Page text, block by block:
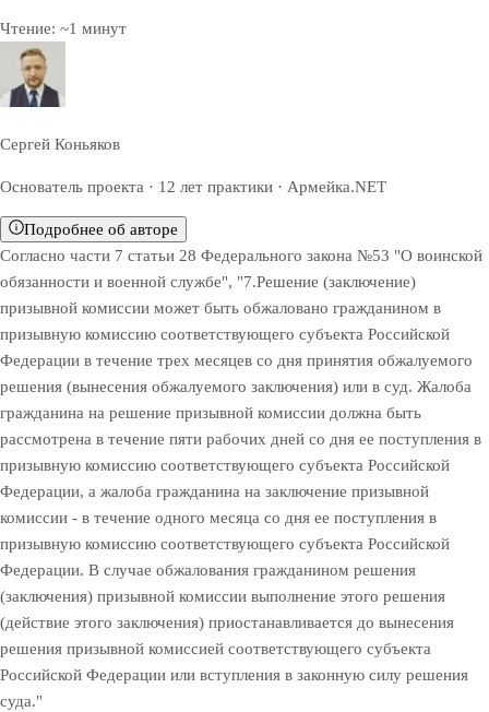
Чтение: ~1 минут
Сергей Коньяков
Основатель проекта · 12 лет практики · Армейка.NET
Подробнее об авторе
Согласно части 7 статьи 28 Федерального закона №53 "О воинской
обязанности и военной службе", "7.Решение (заключение)
призывной комиссии может быть обжаловано гражданином в
призывную комиссию соответствующего субъекта Российской
Федерации в течение трех месяцев со дня принятия обжалуемого
решения (вынесения обжалуемого заключения) или в суд. Жалоба
гражданина на решение призывной комиссии должна быть
рассмотрена в течение пяти рабочих дней со дня ее поступления в
призывную комиссию соответствующего субъекта Российской
Федерации, а жалоба гражданина на заключение призывной
комиссии - в течение одного месяца со дня ее поступления в
призывную комиссию соответствующего субъекта Российской
Федерации. В случае обжалования гражданином решения
(заключения) призывной комиссии выполнение этого решения
(действие этого заключения) приостанавливается до вынесения
решения призывной комиссией соответствующего субъекта
Российской Федерации или вступления в законную силу решения
суда."